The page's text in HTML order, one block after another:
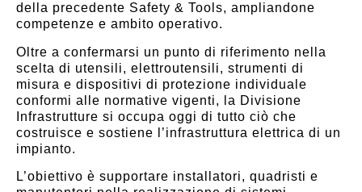
della precedente Safety & Tools, ampliandone
competenze e ambito operativo.
Oltre a confermarsi un punto di riferimento nella
scelta di utensili, elettroutensili, strumenti di
misura e dispositivi di protezione individuale
conformi alle normative vigenti, la Divisione
Infrastrutture si occupa oggi di tutto ciò che
costruisce e sostiene l’infrastruttura elettrica di un
impianto.
L’obiettivo è supportare installatori, quadristi e